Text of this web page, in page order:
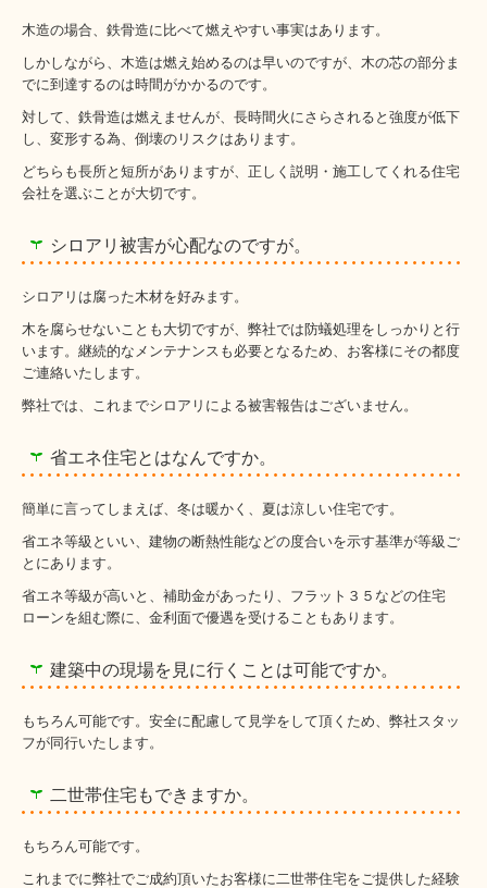
木造の場合、鉄骨造に比べて燃えやすい事実はあります。
しかしながら、木造は燃え始めるのは早いのですが、木の芯の部分ま
でに到達するのは時間がかかるのです。
対して、鉄骨造は燃えませんが、長時間火にさらされると強度が低下
し、変形する為、倒壊のリスクはあります。
どちらも長所と短所がありますが、正しく説明・施工してくれる住宅
会社を選ぶことが大切です。
シロアリ被害が心配なのですが。
シロアリは腐った木材を好みます。
木を腐らせないことも大切ですが、弊社では防蟻処理をしっかりと行
います。継続的なメンテナンスも必要となるため、お客様にその都度
ご連絡いたします。
弊社では、これまでシロアリによる被害報告はございません。
省エネ住宅とはなんですか。
簡単に言ってしまえば、冬は暖かく、夏は涼しい住宅です。
省エネ等級といい、建物の断熱性能などの度合いを示す基準が等級ご
とにあります。
省エネ等級が高いと、補助金があったり、フラット３５などの住宅
ローンを組む際に、金利面で優遇を受けることもあります。
建築中の現場を見に行くことは可能ですか。
もちろん可能です。安全に配慮して見学をして頂くため、弊社スタッ
フが同行いたします。
二世帯住宅もできますか。
もちろん可能です。
これまでに弊社でご成約頂いたお客様に二世帯住宅をご提供した経験